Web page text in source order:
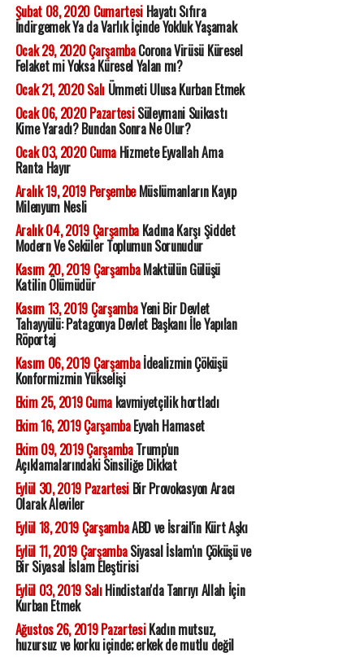
Şubat 08, 2020 CumartesiHayatı Sıfıra
İndirgemek Ya da Varlık İçinde Yokluk Yaşamak
Ocak 29, 2020 ÇarşambaCorona Virüsü Küresel
Felaket mi Yoksa Küresel Yalan mı?
Ocak 21, 2020 SalıÜmmeti Ulusa Kurban Etmek
Ocak 06, 2020 PazartesiSüleymani Suikastı
Kime Yaradı? Bundan Sonra Ne Olur?
Ocak 03, 2020 CumaHizmete Eyvallah Ama
Ranta Hayır
Aralık 19, 2019 PerşembeMüslümanların Kayıp
Milenyum Nesli
Aralık 04, 2019 ÇarşambaKadına Karşı Şiddet
Modern Ve Seküler Toplumun Sorunudur
Kasım 20, 2019 ÇarşambaMaktülün Gülüşü
Katilin Ölümüdür
Kasım 13, 2019 ÇarşambaYeni Bir Devlet
Tahayyülü: Patagonya Devlet Başkanı İle Yapılan
Röportaj
Kasım 06, 2019 Çarşambaİdealizmin Çöküşü
Konformizmin Yükselişi
Ekim 25, 2019 Cumakavmiyetçilik hortladı
Ekim 16, 2019 ÇarşambaEyvah Hamaset
Ekim 09, 2019 ÇarşambaTrump'un
Açıklamalarındaki Sinsiliğe Dikkat
Eylül 30, 2019 PazartesiBir Provokasyon Aracı
Olarak Aleviler
Eylül 18, 2019 ÇarşambaABD ve İsrail'in Kürt Aşkı
Eylül 11, 2019 ÇarşambaSiyasal İslam'ın Çöküşü ve
Bir Siyasal İslam Eleştirisi
Eylül 03, 2019 SalıHindistan'da Tanrıyı Allah İçin
Kurban Etmek
Ağustos 26, 2019 PazartesiKadın mutsuz,
huzursuz ve korku içinde; erkek de mutlu değil